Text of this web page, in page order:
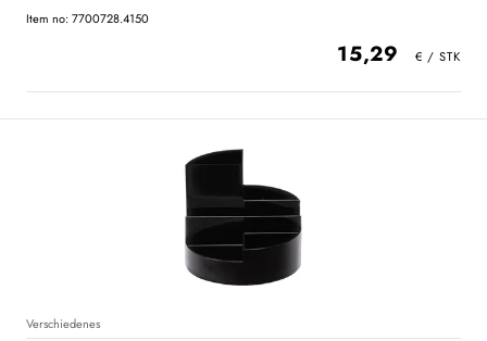
Item no: 7700728.4150
15,29
Verschiedenes